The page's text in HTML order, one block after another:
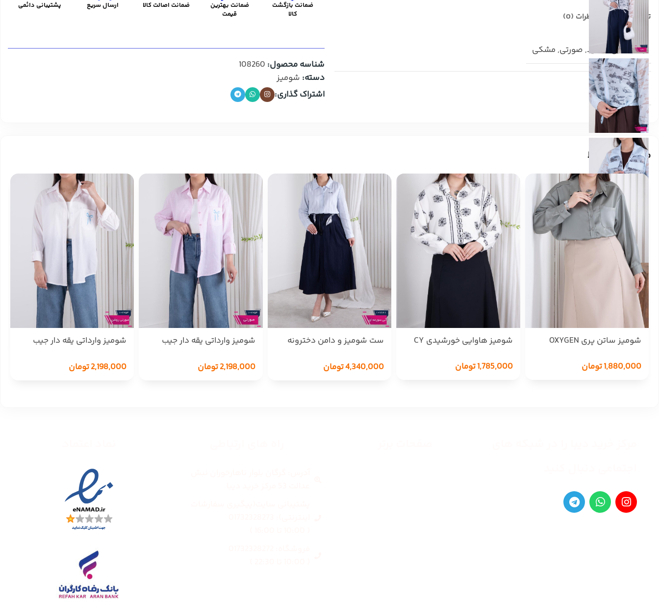
توضیحات تکمیلی نظرات (0)
رنگ آبی سفید, صورتی, مشکی
سایز فری
ضمانت بازگشت
کالا
ضمانت بهترین
قیمت
ضمانت اصالت کالا ارسال سریع پشتیبانی دائمی
شناسه محصول: 108260
دسته: شومیز
اشتراک گذاری:
محصولات مرتبط
شومیز ساتن پری OXYGEN
1,880,000تومان
شومیز هاوایی خورشیدی CY
1,785,000تومان
ست شومیز و دامن دخترونه
4,340,000تومان
شومیز وارداتی یقه دار جیب
2,198,000تومان
شومیز وارداتی یقه دار جیب
2,198,000تومان